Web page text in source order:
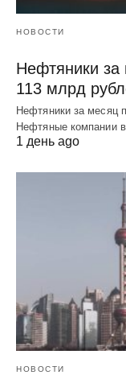
НОВОСТИ
Нефтяники за
113 млрд
Нефтяники за месяц
Нефтяные компании
1 день ago
НОВОСТИ